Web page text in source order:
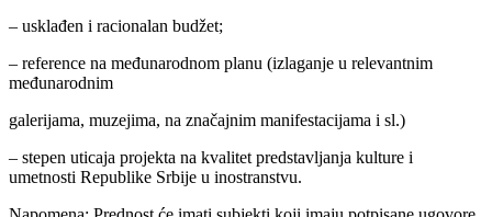
– usklađen i racionalan budžet;
– reference na međunarodnom planu (izlaganje u relevantnim
međunarodnim
galerijama, muzejima, na značajnim manifestacijama i sl.)
– stepen uticaja projekta na kvalitet predstavljanja kulture i
umetnosti Republike Srbije u inostranstvu.